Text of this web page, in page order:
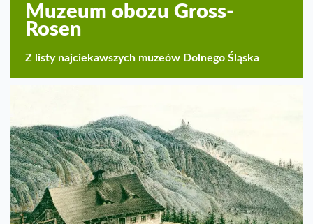
Muzeum obozu Gross-
Rosen
Z listy najciekawszych muzeów Dolnego Śląska